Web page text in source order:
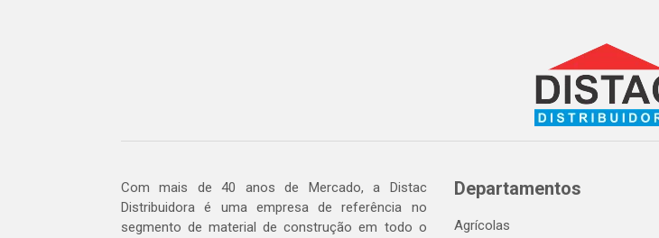
Com mais de 40 anos de Mercado, a Distac
Distribuidora é uma empresa de referência no
segmento de material de construção em todo o
Departamentos
Agrícolas